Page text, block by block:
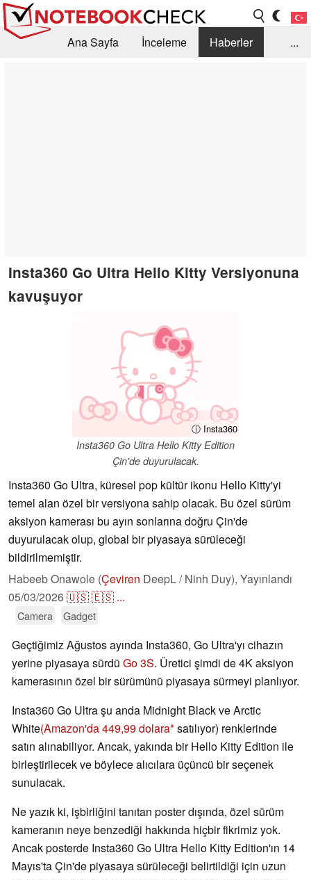
Ana Sayfa İnceleme
Haberler
...
Insta360 Go Ultra Hello Kitty Versiyonuna
kavuşuyor
ⓘ Insta360
Insta360 Go Ultra Hello Kitty Edition
Çin'de duyurulacak.
Insta360 Go Ultra, küresel pop kültür ikonu Hello Kitty'yi
temel alan özel bir versiyona sahip olacak. Bu özel sürüm
aksiyon kamerası bu ayın sonlarına doğru Çin'de
duyurulacak olup, global bir piyasaya sürüleceği
bildirilmemiştir.
Habeeb Onawole (Çeviren DeepL / Ninh Duy), Yayınlandı
05/03/2026🇺🇸🇪🇸 ...
Camera Gadget
Geçtiğimiz Ağustos ayında Insta360, Go Ultra'yı cihazın
yerine piyasaya sürdü Go 3S. Üretici şimdi de 4K aksiyon
kamerasının özel bir sürümünü piyasaya sürmeyi planlıyor.
Insta360 Go Ultra şu anda Midnight Black ve Arctic
White(Amazon'da 449,99 dolara satılıyor) renklerinde
satın alınabiliyor. Ancak, yakında bir Hello Kitty Edition ile
birleştirilecek ve böylece alıcılara üçüncü bir seçenek
sunulacak.
Ne yazık ki, işbirliğini tanıtan poster dışında, özel sürüm
kameranın neye benzediği hakkında hiçbir fikrimiz yok.
Ancak posterde Insta360 Go Ultra Hello Kitty Edition'ın 14
Mayıs'ta Çin'de piyasaya sürüleceği belirtildiği için uzun